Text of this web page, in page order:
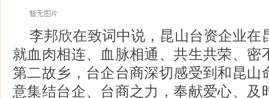
李邦欣在致词中说，昆山台资企业在
就血肉相连、血脉相通、共生共荣、密
第二故乡，台企台商深切感受到和昆山
意集结台企、台商之力，奉献爱心、及